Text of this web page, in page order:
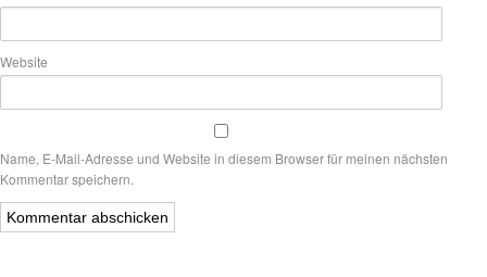
Website
Name, E-Mail-Adresse und Website in diesem Browser für meinen nächsten
Kommentar speichern.